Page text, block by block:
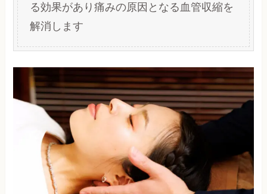
る効果があり痛みの原因となる血管収縮を
解消します